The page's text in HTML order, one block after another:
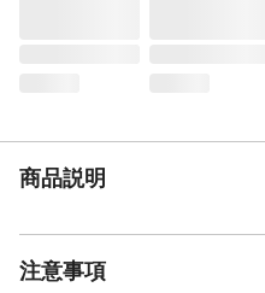
商品説明
注意事項